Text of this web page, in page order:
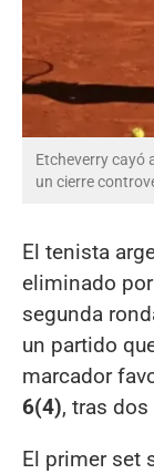
Etcheverry cayó
un cierre
El tenista
eliminado
segunda
un partido
marcador
6(4), tras
El primer set